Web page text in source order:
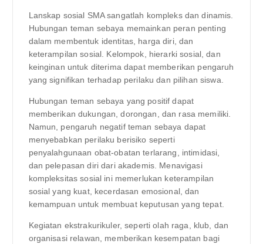
Lanskap sosial SMA sangatlah kompleks dan dinamis.
Hubungan teman sebaya memainkan peran penting
dalam membentuk identitas, harga diri, dan
keterampilan sosial. Kelompok, hierarki sosial, dan
keinginan untuk diterima dapat memberikan pengaruh
yang signifikan terhadap perilaku dan pilihan siswa.
Hubungan teman sebaya yang positif dapat
memberikan dukungan, dorongan, dan rasa memiliki.
Namun, pengaruh negatif teman sebaya dapat
menyebabkan perilaku berisiko seperti
penyalahgunaan obat-obatan terlarang, intimidasi,
dan pelepasan diri dari akademis. Menavigasi
kompleksitas sosial ini memerlukan keterampilan
sosial yang kuat, kecerdasan emosional, dan
kemampuan untuk membuat keputusan yang tepat.
Kegiatan ekstrakurikuler, seperti olah raga, klub, dan
organisasi relawan, memberikan kesempatan bagi